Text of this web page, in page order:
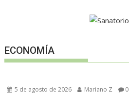
ECONOMÍA
5 de agosto de 2026 Mariano Z 0